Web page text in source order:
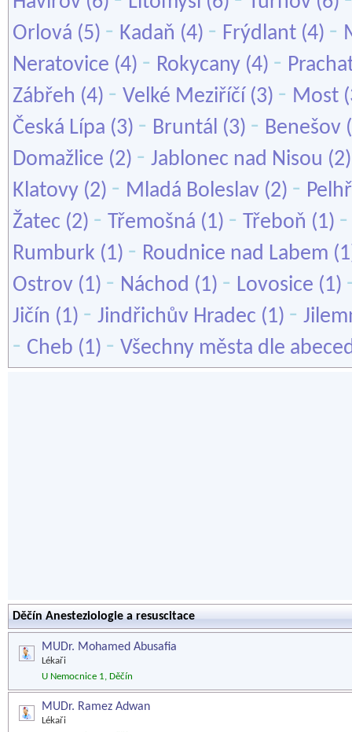
Orlová (5) - Kadaň (4) - Frýdlant (4) -
Neratovice (4) - Rokycany (4) -
Zábřeh (4) - Velké Meziříčí (3) - Most
Česká Lípa (3) - Bruntál (3) - Benešov
Domažlice (2) - Jablonec nad Nisou
Klatovy (2) - Mladá Boleslav (2) -
Žatec (2) - Třemošná (1) - Třeboň (1)
Rumburk (1) - Roudnice nad Labem
Ostrov (1) - Náchod (1) - Lovosice (1)
Jičín (1) - Jindřichův Hradec (1) -
- Cheb (1) - Všechny města dle
Děčín Anesteziologie a resuscitace
MUDr. Mohamed Abusafia
Lékaři
U Nemocnice 1, Děčín
MUDr. Ramez Adwan
Lékaři